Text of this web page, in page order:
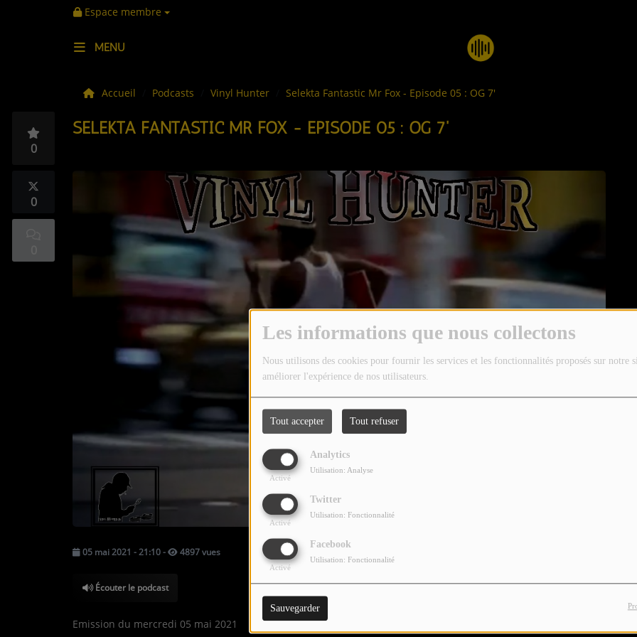
Les informations que nous collectons
Nous utilisons des cookies pour fournir les services et les fonctionnalités proposés sur notre
améliorer l'expérience de nos utilisateurs.
Tout accepter Tout refuser
Analytics
Activé
Utilisation: Analyse
Twitter
Activé
Utilisation: Fonctionnalité
Facebook
Activé
Utilisation: Fonctionnalité
Sauvegarder
Espace membre
MENU
LA MUSIQUE
LES WEBRADIOS
LA GRILLE DES PROGRAMMES
TOUTES LES ÉMISSIONS
TOUS LES PODCASTS
C'EST QUOI CETTE RADIO ?
COMMUNIQUEZ SUR OUEST
Accueil Podcasts Vinyl Hunter Selekta Fantastic Mr Fox - Episode 05 : OG 7'
SELEKTA FANTASTIC MR FOX - EPISODE 05 : OG 7'
0
0
05 mai 2021 - 21:10- 4897 vues
Écouter le podcast
Emission du mercredi 05 mai 2021